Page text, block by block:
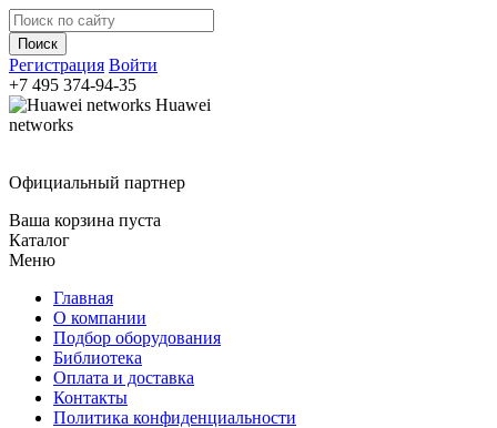
Регистрация Войти
+7 495 374-94-35
Huawei
networks
Официальный партнер
Ваша корзина пуста
Каталог
Меню
Главная
О компании
Подбор оборудования
Библиотека
Оплата и доставка
Контакты
Политика конфиденциальности